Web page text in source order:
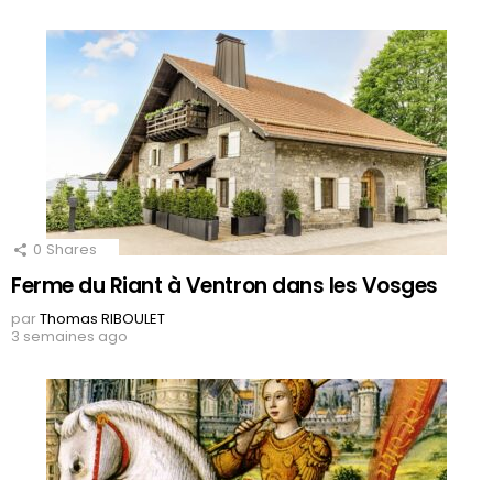
0 Shares
Ferme du Riant à Ventron dans les Vosges
parThomas RIBOULET
3 semaines ago